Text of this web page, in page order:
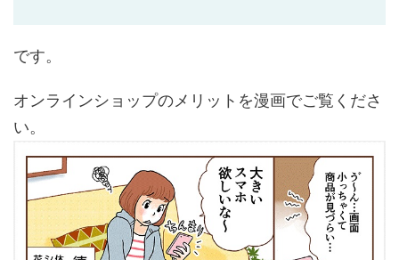
です。
オンラインショップのメリットを漫画でご覧くださ
い。